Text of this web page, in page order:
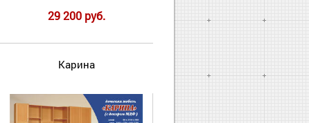
29 200 руб.
Карина